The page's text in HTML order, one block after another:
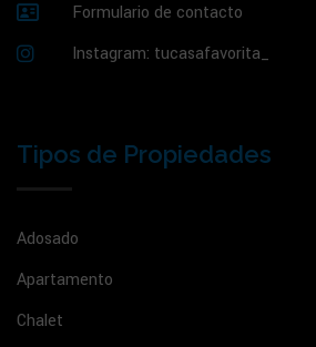
Formulario de contacto
Instagram: tucasafavorita_
Tipos de Propiedades
Adosado
Apartamento
Chalet